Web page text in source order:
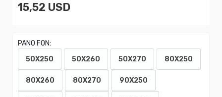
15,52 USD
PANO FON:
50X250
50X260 50X270 80X250
80X260 80X270 90X250